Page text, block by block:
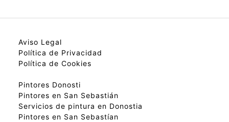
Aviso Legal
Política de Privacidad
Política de Cookies
Pintores Donosti
Pintores en San Sebastián
Servicios de pintura en Donostia
Pintores en San Sebastían